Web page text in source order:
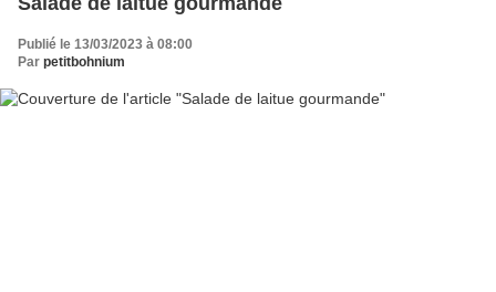
Publié le 13/03/2023 à 08:00
Par petitbohnium